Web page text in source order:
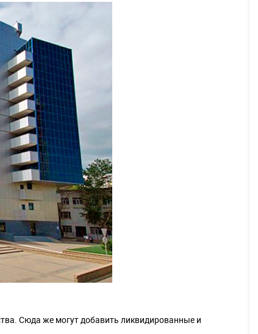
Сюда же могут добавить ликвидированные и